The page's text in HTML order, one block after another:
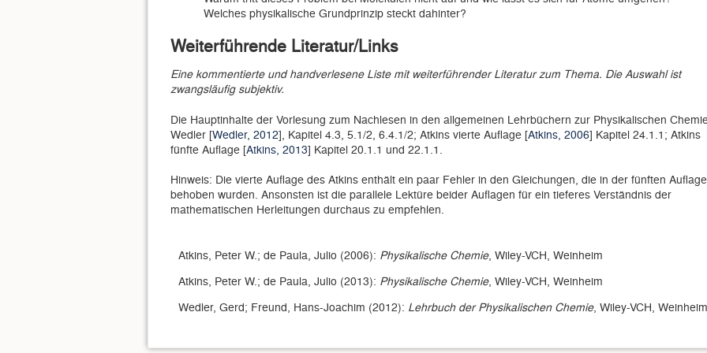
Welches physikalische Grundprinzip steckt dahinter?
Weiterführende Literatur/Links
Eine kommentierte und handverlesene Liste mit weiterführender Literatur zum Thema. Die Auswahl ist
zwangsläufig subjektiv.
Die Hauptinhalte der Vorlesung zum Nachlesen in den allgemeinen Lehrbüchern zur Physikalischen
Wedler [Wedler, 2012], Kapitel 4.3, 5.1/2, 6.4.1/2; Atkins vierte Auflage [Atkins, 2006] Kapitel 24.1.1; Atkins
fünfte Auflage [Atkins, 2013] Kapitel 20.1.1 und 22.1.1.
Hinweis: Die vierte Auflage des Atkins enthält ein paar Fehler in den Gleichungen, die in der fünften Auflage
behoben wurden. Ansonsten ist die parallele Lektüre beider Auflagen für ein tieferes Verständnis der
mathematischen Herleitungen durchaus zu empfehlen.
Atkins, Peter W.; de Paula, Julio (2006): Physikalische Chemie, Wiley-VCH, Weinheim
Atkins, Peter W.; de Paula, Julio (2013): Physikalische Chemie, Wiley-VCH, Weinheim
Wedler, Gerd; Freund, Hans-Joachim (2012): Lehrbuch der Physikalischen Chemie, Wiley-VCH,